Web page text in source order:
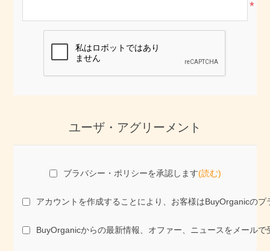
*
ユーザ・アグリーメント
ブラバシー・ポリシーを承認します(読む)
アカウントを作成することにより、お客様はBuyOrganicの
BuyOrganicからの最新情報、オファー、ニュースをメールで